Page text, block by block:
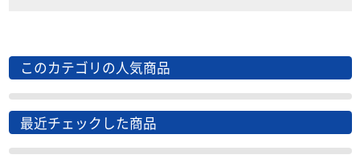
このカテゴリの人気商品
最近チェックした商品